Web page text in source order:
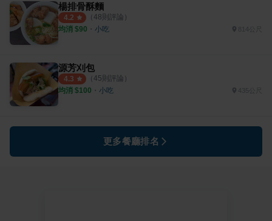
楊排骨酥麵
4.2 （ 48則評論）
均消 $90 ・ 小吃 814公尺
源芳刈包
4.3 （ 45則評論）
均消 $100 ・ 小吃 435公尺
更多餐廳排名